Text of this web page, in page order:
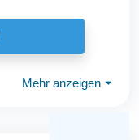
Mehr anzeigen ⏷